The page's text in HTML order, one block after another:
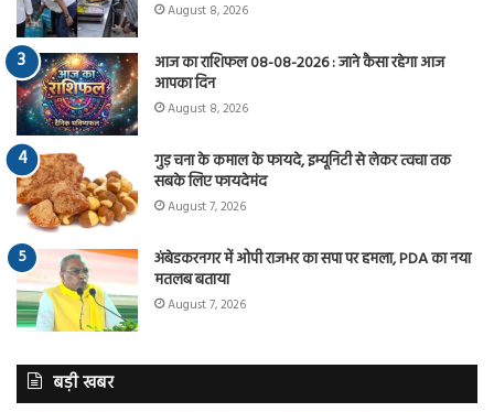
August 8, 2026
आज का राशिफल 08-08-2026 : जाने कैसा रहेगा आज
आपका दिन
August 8, 2026
गुड़ चना के कमाल के फायदे, इम्यूनिटी से लेकर त्वचा तक
सबके लिए फायदेमंद
August 7, 2026
अंबेडकरनगर में ओपी राजभर का सपा पर हमला, PDA का नया
मतलब बताया
August 7, 2026
बड़ी खबर